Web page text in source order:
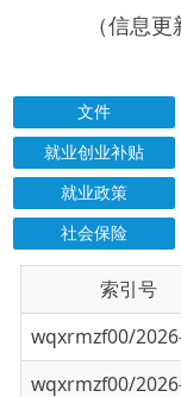
就业创业补贴
就业政策
社会保险
索引号